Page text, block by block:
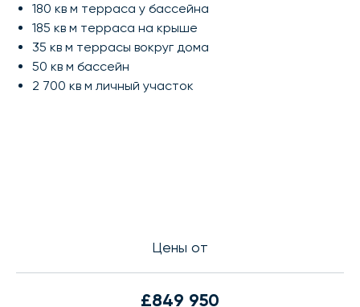
180 кв м терраса у бассейна
185 кв м терраса на крыше
35 кв м террасы вокруг дома
50 кв м бассейн
2 700 кв м личный участок
Цены от
£849 950